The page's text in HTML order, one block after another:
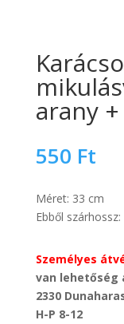
arany
550 Ft
Méret: 33 cm
Ebből
Személyes
van lehetőség
2330
H-P 8-12